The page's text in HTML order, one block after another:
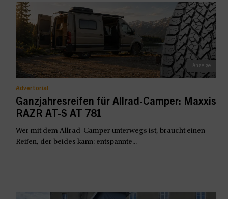
Advertorial
Ganzjahresreifen für Allrad-Camper: Maxxis
RAZR AT-S AT 781
Wer mit dem Allrad-Camper unterwegs ist, braucht einen
Reifen, der beides kann: entspannte...